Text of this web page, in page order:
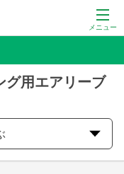
メニュー
グ用エアリーブ